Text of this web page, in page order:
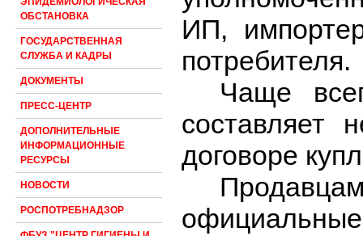
ОБСТАНОВКА
ГОСУДАРСТВЕННАЯ
СЛУЖБА И КАДРЫ
ДОКУМЕНТЫ
ПРЕСС-ЦЕНТР
ДОПОЛНИТЕЛЬНЫЕ
ИНФОРМАЦИОННЫЕ
РЕСУРСЫ
НОВОСТИ
РОСПОТРЕБНАДЗОР
ИП,
потребителя.
Чаще
составляет
договоре